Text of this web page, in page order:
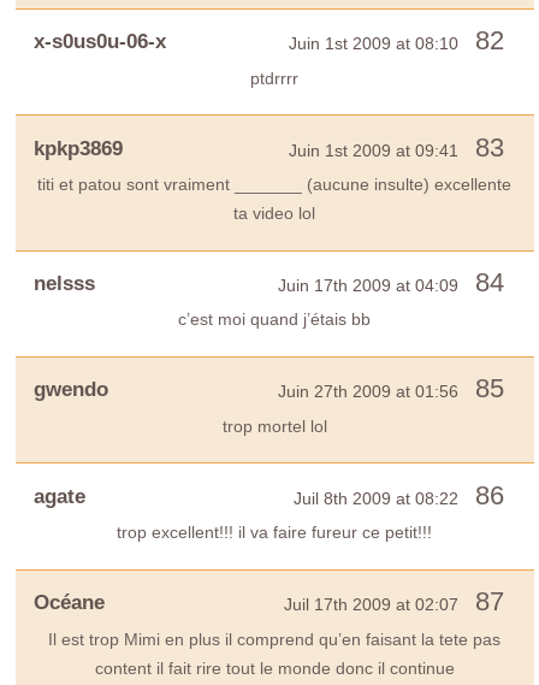
x-s0us0u-06-x Juin 1st 2009 at 08:10 82
ptdrrrr
kpkp3869 Juin 1st 2009 at 09:41 83
titi et patou sont vraiment _______ (aucune insulte) excellente
ta video lol
nelsss Juin 17th 2009 at 04:09 84
c’est moi quand j’étais bb
gwendo Juin 27th 2009 at 01:56 85
trop mortel lol
agate Juil 8th 2009 at 08:22 86
trop excellent!!! il va faire fureur ce petit!!!
Océane Juil 17th 2009 at 02:07 87
Il est trop Mimi en plus il comprend qu’en faisant la tete pas
content il fait rire tout le monde donc il continue